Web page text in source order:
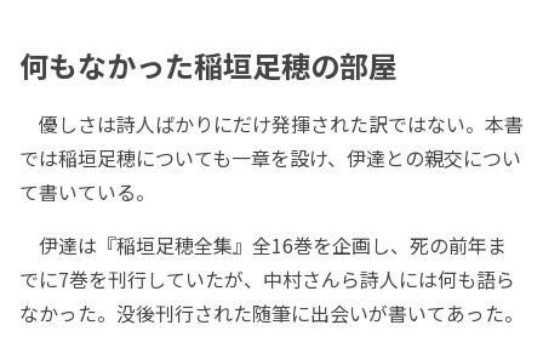
何もなかった稲垣足穂の部屋
優しさは詩人ばかりにだけ発揮された訳ではない。本書
では稲垣足穂についても一章を設け、伊達との親交につい
て書いている。
伊達は『稲垣足穂全集』全16巻を企画し、死の前年ま
でに7巻を刊行していたが、中村さんら詩人には何も語ら
なかった。没後刊行された随筆に出会いが書いてあった。